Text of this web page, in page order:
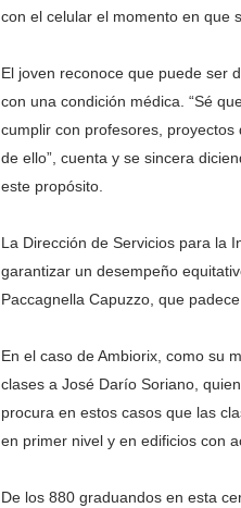
con el celular el momento en que
El joven reconoce que puede ser
con una condición médica. “Sé
cumplir con profesores,
de ello”, cuenta y se sincera
este propósito.
La Dirección de Servicios para la
garantizar un desempeño
Paccagnella Capuzzo, que
En el caso de Ambiorix, como su
clases a José Darío Soriano,
procura en estos casos que las
en primer nivel y en edificios con
De los 880 graduandos en esta